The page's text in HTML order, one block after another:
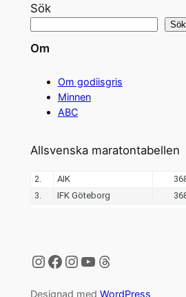
Sök
Sök
Om
Om godiisgris
Minnen
ABC
Allsvenska maratontabellen
Instagram
Facebook
Instagram
YouTube
Threads
Designad med WordPress